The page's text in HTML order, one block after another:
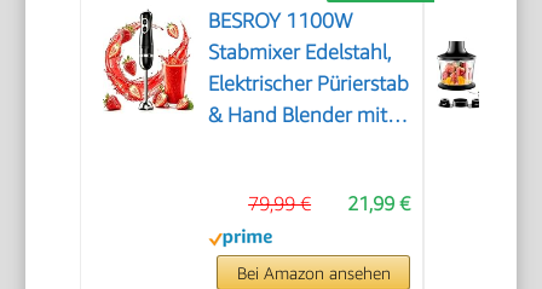
BESROY 1100W
Stabmixer Edelstahl,
Elektrischer Pürierstab
& Hand Blender mit 2
Spülmaschinenfest,
Food Processor für
Babynahrung,
21,99 €
79,99 €
Bei Amazon ansehen